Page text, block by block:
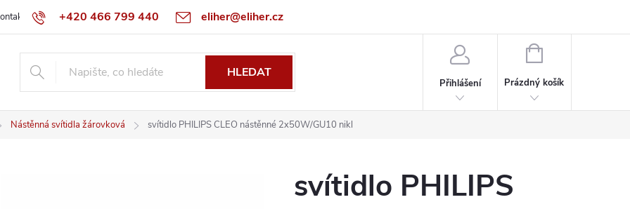
+420 466 799 440 eliher@eliher.cz
Obchodní podmínky Reklamační řád Specialista na Bordeaux
HLEDAT
Přihlášení
NÁKUPNÍ
Prázdný košík
Nástěnná svítidla žárovková svítidlo PHILIPS CLEO nástěnné 2x50W/GU10 nikl
svítidlo PHILIPS